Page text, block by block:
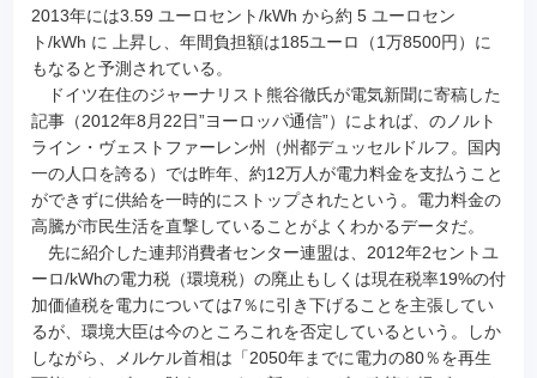
2013年には3.59 ユーロセント/kWh から約 5 ユーロセン
ト/kWh に 上昇し、年間負担額は185ユーロ（1万8500円）に
もなると予測されている。
ドイツ在住のジャーナリスト熊谷徹氏が電気新聞に寄稿した
記事（2012年8月22日”ヨーロッパ通信”）によれば、のノルト
ライン・ヴェストファーレン州（州都デュッセルドルフ。国内
一の人口を誇る）では昨年、約12万人が電力料金を支払うこと
ができずに供給を一時的にストップされたという。電力料金の
高騰が市民生活を直撃していることがよくわかるデータだ。
先に紹介した連邦消費者センター連盟は、2012年2セントユ
ーロ/kWhの電力税（環境税）の廃止もしくは現在税率19%の付
加価値税を電力については7％に引き下げることを主張してい
るが、環境大臣は今のところこれを否定しているという。しか
しながら、メルケル首相は「2050年までに電力の80％を再生